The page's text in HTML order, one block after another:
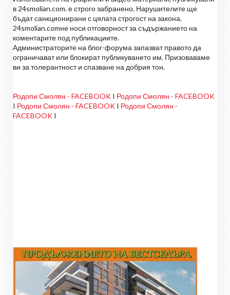
в 24smolian.com. е строго забранено. Нарушителите ще
бъдат санкционирани с цялата строгост на закона.
24smolian.comне носи отговорност за съдържанието на
коментарите под публикациите.
Администраторите на блог-форума запазват правото да
ограничават или блокират публикуването им. Призоваваме
ви за толерантност и спазване на добрия тон.
Родопи Смолян - FACEBOOK I Родопи Смолян - FACEBOOK
I Родопи Смолян - FACEBOOK I Родопи Смолян -
FACEBOOK I